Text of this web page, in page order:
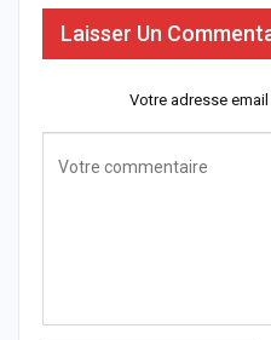
Laisser Un
Votre adresse